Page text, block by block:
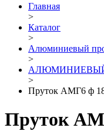
Главная
>
Каталог
>
Алюминиевый
>
>
Пруток АМГ6 ф
Пруток